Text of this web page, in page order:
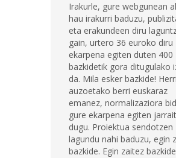
Irakurle, gure webgunean
hau irakurri baduzu,
eta erakundeen diru
gain, urtero 36 euroko diru
ekarpena egiten duten 400
bazkidetik gora ditugulako
da. Mila esker bazkide!
auzoetako berri euskaraz
emanez, normalizaziora
gure ekarpena egiten
dugu. Proiektua sendotzen
lagundu nahi baduzu, egin
bazkide. Egin zaitez bazkide